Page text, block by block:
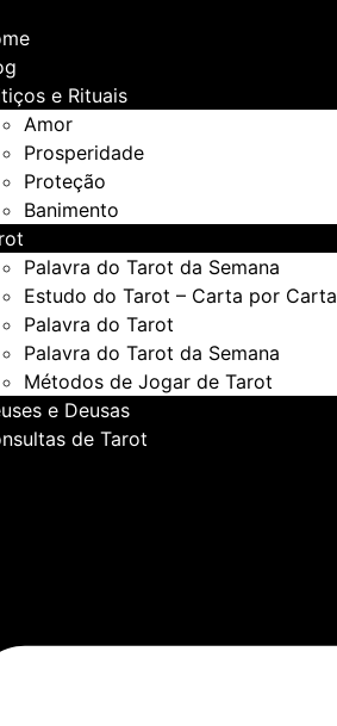
e Rituais
Amor
Prosperidade
Proteção
Banimento
Palavra do Tarot da Semana
Estudo do Tarot – Carta por Carta
Palavra do Tarot
Palavra do Tarot da Semana
Métodos de Jogar de Tarot
e Deusas
de Tarot